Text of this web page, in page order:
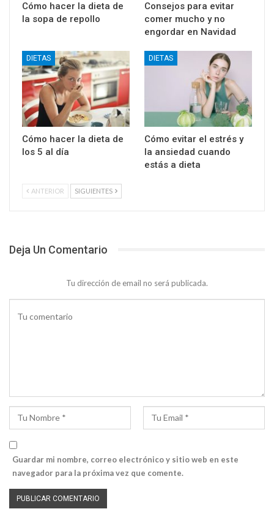
Cómo hacer la dieta de
la sopa de repollo
Consejos para evitar
comer mucho y no
engordar en Navidad
DIETAS
Cómo hacer la dieta de
los 5 al día
DIETAS
Cómo evitar el estrés y
la ansiedad cuando
estás a dieta
ANTERIOR SIGUIENTES
Deja Un Comentario
Tu dirección de email no será publicada.
Guardar mi nombre, correo electrónico y sitio web en este
navegador para la próxima vez que comente.